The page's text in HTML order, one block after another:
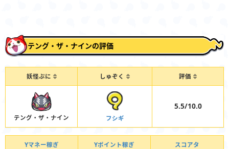
テング・ザ・ナインの評価
妖怪ぷに しゅぞく 評価
テング・ザ・ナイン フシギ
5.5/10.0
Yマネー稼ぎ Yポイント稼ぎ スコアタ